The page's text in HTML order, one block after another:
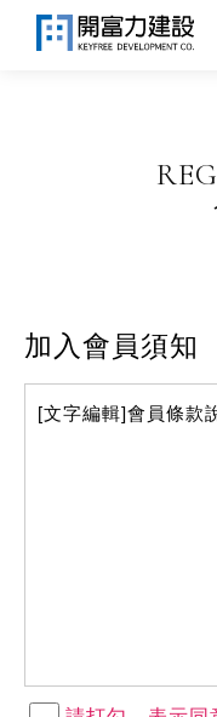
加入會員須知
[文字編輯]會員條款